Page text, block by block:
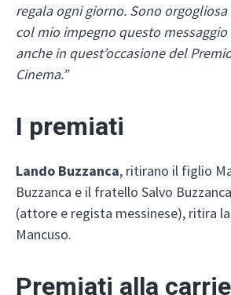
regala ogni giorno. Sono
col mio impegno questo
anche in quest’occasione del
Cinema.”
I premiati
Lando Buzzanca, ritirano il figlio
Buzzanca e il fratello Salvo
(attore e regista messinese), ritira
Mancuso.
Premiati alla